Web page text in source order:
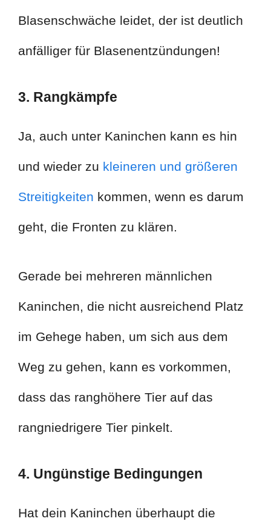
Blasenschwäche leidet, der ist deutlich
anfälliger für Blasenentzündungen!
3. Rangkämpfe
Ja, auch unter Kaninchen kann es hin
und wieder zu kleineren und größeren
Streitigkeiten kommen, wenn es darum
geht, die Fronten zu klären.
Gerade bei mehreren männlichen
Kaninchen, die nicht ausreichend Platz
im Gehege haben, um sich aus dem
Weg zu gehen, kann es vorkommen,
dass das ranghöhere Tier auf das
rangniedrigere Tier pinkelt.
4. Ungünstige Bedingungen
Hat dein Kaninchen überhaupt die